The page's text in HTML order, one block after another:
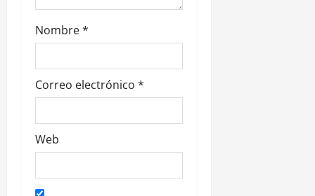
a
s
Nombre*
Correo electrónico *
Web